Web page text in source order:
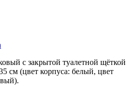
с закрытой туалетной щёткой
см (цвет корпуса: белый, цвет